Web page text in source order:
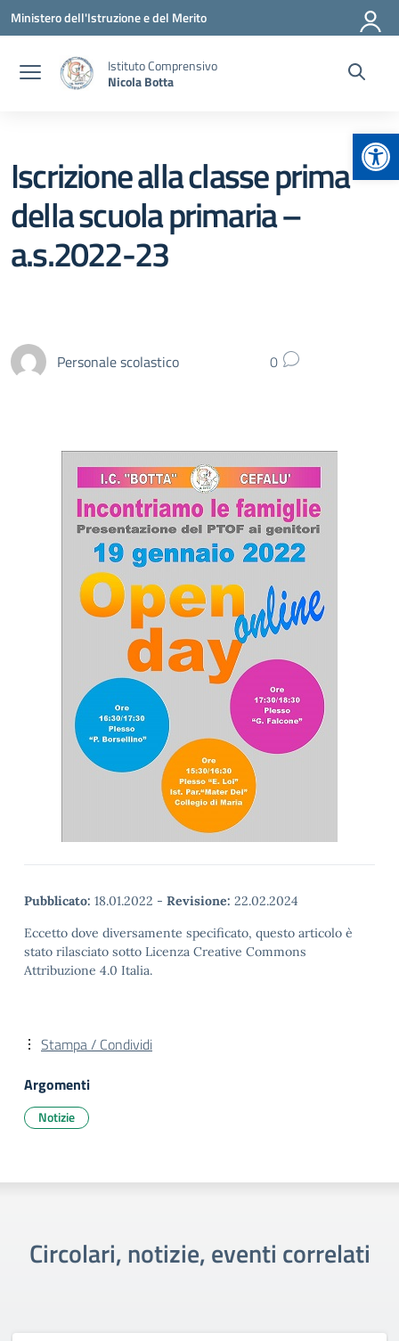
Vai ai contenuti
Vai al menu di navigazione
Vai al footer
Ministero dell'Istruzione e del Merito
Istituto Comprensivo
Nicola Botta
Iscrizione alla classe prima
della scuola primaria –
a.s.2022-23
Personale scolastico 0
Pubblicato: 18.01.2022 - Revisione: 22.02.2024
Eccetto dove diversamente specificato, questo articolo è
stato rilasciato sotto Licenza Creative Commons
Attribuzione 4.0 Italia.
Stampa / Condividi
Argomenti
Notizie
Circolari, notizie, eventi correlati